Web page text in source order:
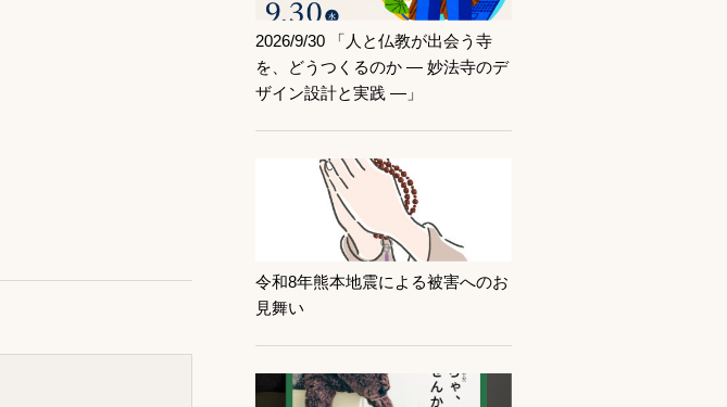
2026/9/30 「人と仏教が出会う寺
を、どうつくるのか ― 妙法寺のデ
ザイン設計と実践 ―」
令和8年熊本地震による被害へのお
見舞い
記事を読む